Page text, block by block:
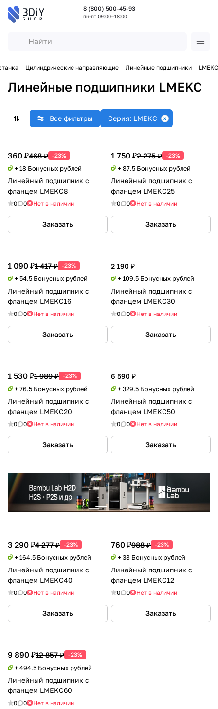
8 (800) 500-45-93
пн-пт 09:00—18:00
Цилиндрические направляющие Линейные подшипники LMEKC
Линейные подшипники LMEKC
Все фильтры Серия: LMEKC
360 ₽468 ₽ -23%
+ 18 Бонусных рублей
Линейный подшипник с
фланцем LMEKC8
0 0 Нет в наличии
Заказать
1 750 ₽2 275 ₽ -23%
+ 87.5 Бонусных рублей
Линейный подшипник с
фланцем LMEKC25
0 0 Нет в наличии
Заказать
1 090 ₽1 417 ₽ -23%
+ 54.5 Бонусных рублей
Линейный подшипник с
фланцем LMEKC16
0 0 Нет в наличии
Заказать
2 190 ₽
+ 109.5 Бонусных рублей
Линейный подшипник с
фланцем LMEKC30
0 0 Нет в наличии
Заказать
1 530 ₽1 989 ₽ -23%
+ 76.5 Бонусных рублей
Линейный подшипник с
фланцем LMEKC20
0 0 Нет в наличии
Заказать
6 590 ₽
+ 329.5 Бонусных рублей
Линейный подшипник с
фланцем LMEKC50
0 0 Нет в наличии
Заказать
3 290 ₽4 277 ₽ -23%
+ 164.5 Бонусных рублей
Линейный подшипник с
фланцем LMEKC40
0 0 Нет в наличии
Заказать
760 ₽988 ₽ -23%
+ 38 Бонусных рублей
Линейный подшипник с
фланцем LMEKC12
0 0 Нет в наличии
Заказать
9 890 ₽12 857 ₽ -23%
+ 494.5 Бонусных рублей
Линейный подшипник с
фланцем LMEKC60
0 0 Нет в наличии